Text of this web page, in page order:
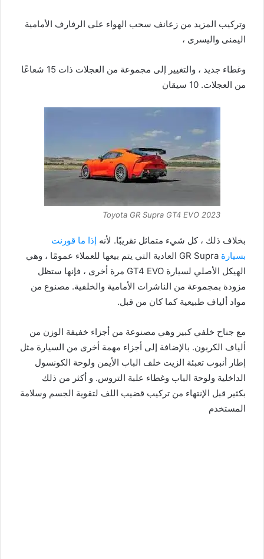
وتركيب المزيد من زعانف سحب الهواء على الرفارف الأمامية
اليمنى واليسرى ،
وغطاء جديد ، والتغيير إلى مجموعة من العجلات ذات 15 شعاعًا
من العجلات. 10 سيقان
Toyota GR Supra GT4 EVO 2023
بخلاف ذلك ، كل شيء متماثل تقريبًا. لأنه إذا ما قورنت
بسيارة
GR Supra العادية التي يتم بيعها للعملاء عمومًا ، وهي
الهيكل الأصلي لسيارة GT4 EVO مرة أخرى ، فإنها ستظل
مزودة بمجموعة من الناشرات الأمامية والخلفية. مصنوع من
مواد ألياف طبيعية كما كان من قبل.
مع جناح خلفي كبير وهي مصنوعة من أجزاء خفيفة الوزن من
ألياف الكربون. بالإضافة إلى أجزاء مهمة أخرى من السيارة مثل
إطار أنبوب تعبئة الزيت خلف الباب الأيمن ولوحة الكونسول
الداخلية ولوحة الباب وغطاء علبة التروس. و أكثر من ذلك
بكثير قبل الإنتهاء من تركيب قضيب اللف لتقوية الجسم وسلامة
المستخدم